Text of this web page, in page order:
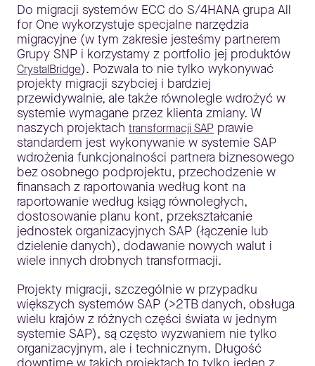
Do migracji systemów ECC do S/4HANA grupa All
for One wykorzystuje specjalne narzędzia
migracyjne (w tym zakresie jesteśmy partnerem
Grupy SNP i korzystamy z portfolio jej produktów
CrystalBridge). Pozwala to nie tylko wykonywać
projekty migracji szybciej i bardziej
przewidywalnie, ale także równolegle wdrożyć w
systemie wymagane przez klienta zmiany. W
naszych projektach transformacji SAP prawie
standardem jest wykonywanie w systemie SAP
wdrożenia funkcjonalności partnera biznesowego
bez osobnego podprojektu, przechodzenie w
finansach z raportowania według kont na
raportowanie według ksiąg równoległych,
dostosowanie planu kont, przekształcanie
jednostek organizacyjnych SAP (łączenie lub
dzielenie danych), dodawanie nowych walut i
wiele innych drobnych transformacji.
Projekty migracji, szczególnie w przypadku
większych systemów SAP (>2TB danych, obsługa
wielu krajów z różnych części świata w jednym
systemie SAP), są często wyzwaniem nie tylko
organizacyjnym, ale i technicznym. Długość